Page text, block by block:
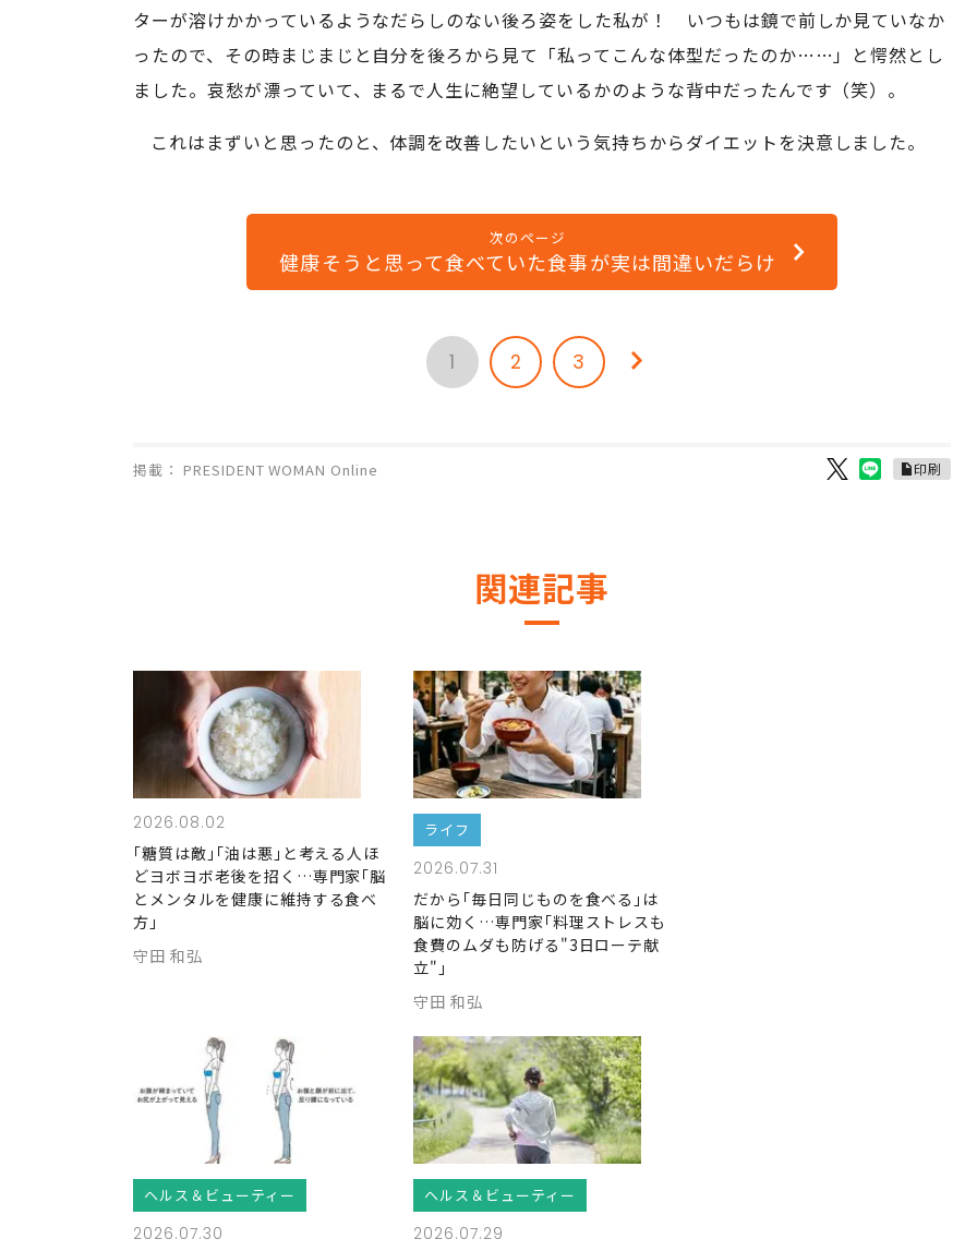
ターが溶けかかっているようなだらしのない後ろ姿をした私が！ いつもは鏡で前しか見ていなか
ったので、その時まじまじと自分を後ろから見て「私ってこんな体型だったのか……」と愕然とし
ました。哀愁が漂っていて、まるで人生に絶望しているかのような背中だったんです（笑）。
これはまずいと思ったのと、体調を改善したいという気持ちからダイエットを決意しました。
次のページ
健康そうと思って食べていた食事が実は間違いだらけ
1 2 3
掲載： PRESIDENT WOMAN Online 印刷
関連記事
2026.08.02
｢糖質は敵｣｢油は悪｣と考える人ほ
どヨボヨボ老後を招く…専門家｢脳
とメンタルを健康に維持する食べ
方｣
守田 和弘
ライフ
2026.07.31
だから｢毎日同じものを食べる｣は
脳に効く…専門家｢料理ストレスも
食費のムダも防げる"3日ローテ献
立"｣
守田 和弘
ヘルス＆ビューティー
2026.07.30
ヘルス＆ビューティー
2026.07.29